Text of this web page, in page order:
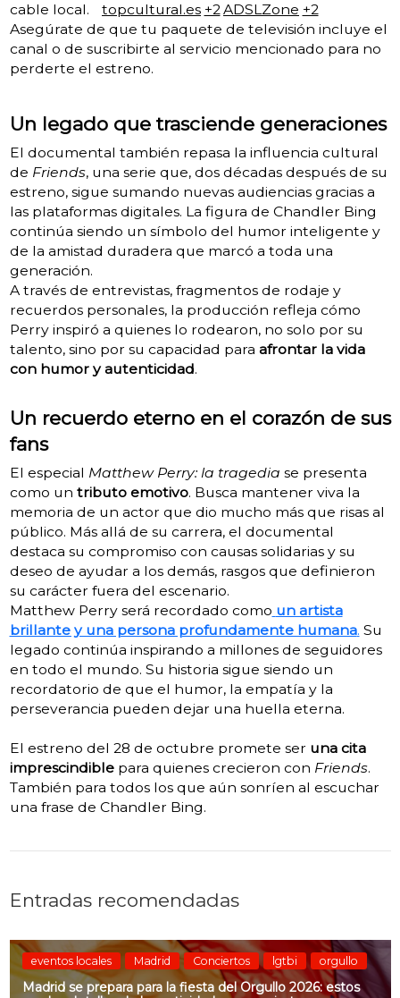
cable local.
topcultural.es +2ADSLZone +2
Asegúrate de que tu paquete de televisión incluye el
canal o de suscribirte al servicio mencionado para no
perderte el estreno.
Un legado que trasciende generaciones
El documental también repasa la influencia cultural
de Friends, una serie que, dos décadas después de su
estreno, sigue sumando nuevas audiencias gracias a
las plataformas digitales. La figura de Chandler Bing
continúa siendo un símbolo del humor inteligente y
de la amistad duradera que marcó a toda una
generación.
A través de entrevistas, fragmentos de rodaje y
recuerdos personales, la producción refleja cómo
Perry inspiró a quienes lo rodearon, no solo por su
talento, sino por su capacidad para afrontar la vida
con humor y autenticidad.
Un recuerdo eterno en el corazón de sus
fans
El especial Matthew Perry: la tragedia se presenta
como un tributo emotivo. Busca mantener viva la
memoria de un actor que dio mucho más que risas al
público. Más allá de su carrera, el documental
destaca su compromiso con causas solidarias y su
deseo de ayudar a los demás, rasgos que definieron
su carácter fuera del escenario.
Matthew Perry será recordado como un artista
brillante y una persona profundamente humana. Su
legado continúa inspirando a millones de seguidores
en todo el mundo. Su historia sigue siendo un
recordatorio de que el humor, la empatía y la
perseverancia pueden dejar una huella eterna.
El estreno del 28 de octubre promete ser una cita
imprescindiblepara quienes crecieron con Friends.
También para todos los que aún sonríen al escuchar
una frase de Chandler Bing.
Entradas recomendadas
eventos locales Madrid Conciertos lgtbi orgullo
Madrid se prepara para la fiesta del Orgullo 2026: estos